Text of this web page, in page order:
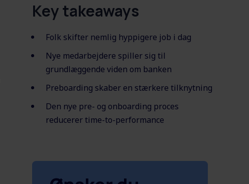
Key takeaways
Folk skifter nemlig hyppigere job i dag
Nye medarbejdere spiller sig til
grundlæggende viden om banken
Preboarding skaber en stærkere tilknytning
Den nye pre- og onboarding proces
reducerer time-to-performance